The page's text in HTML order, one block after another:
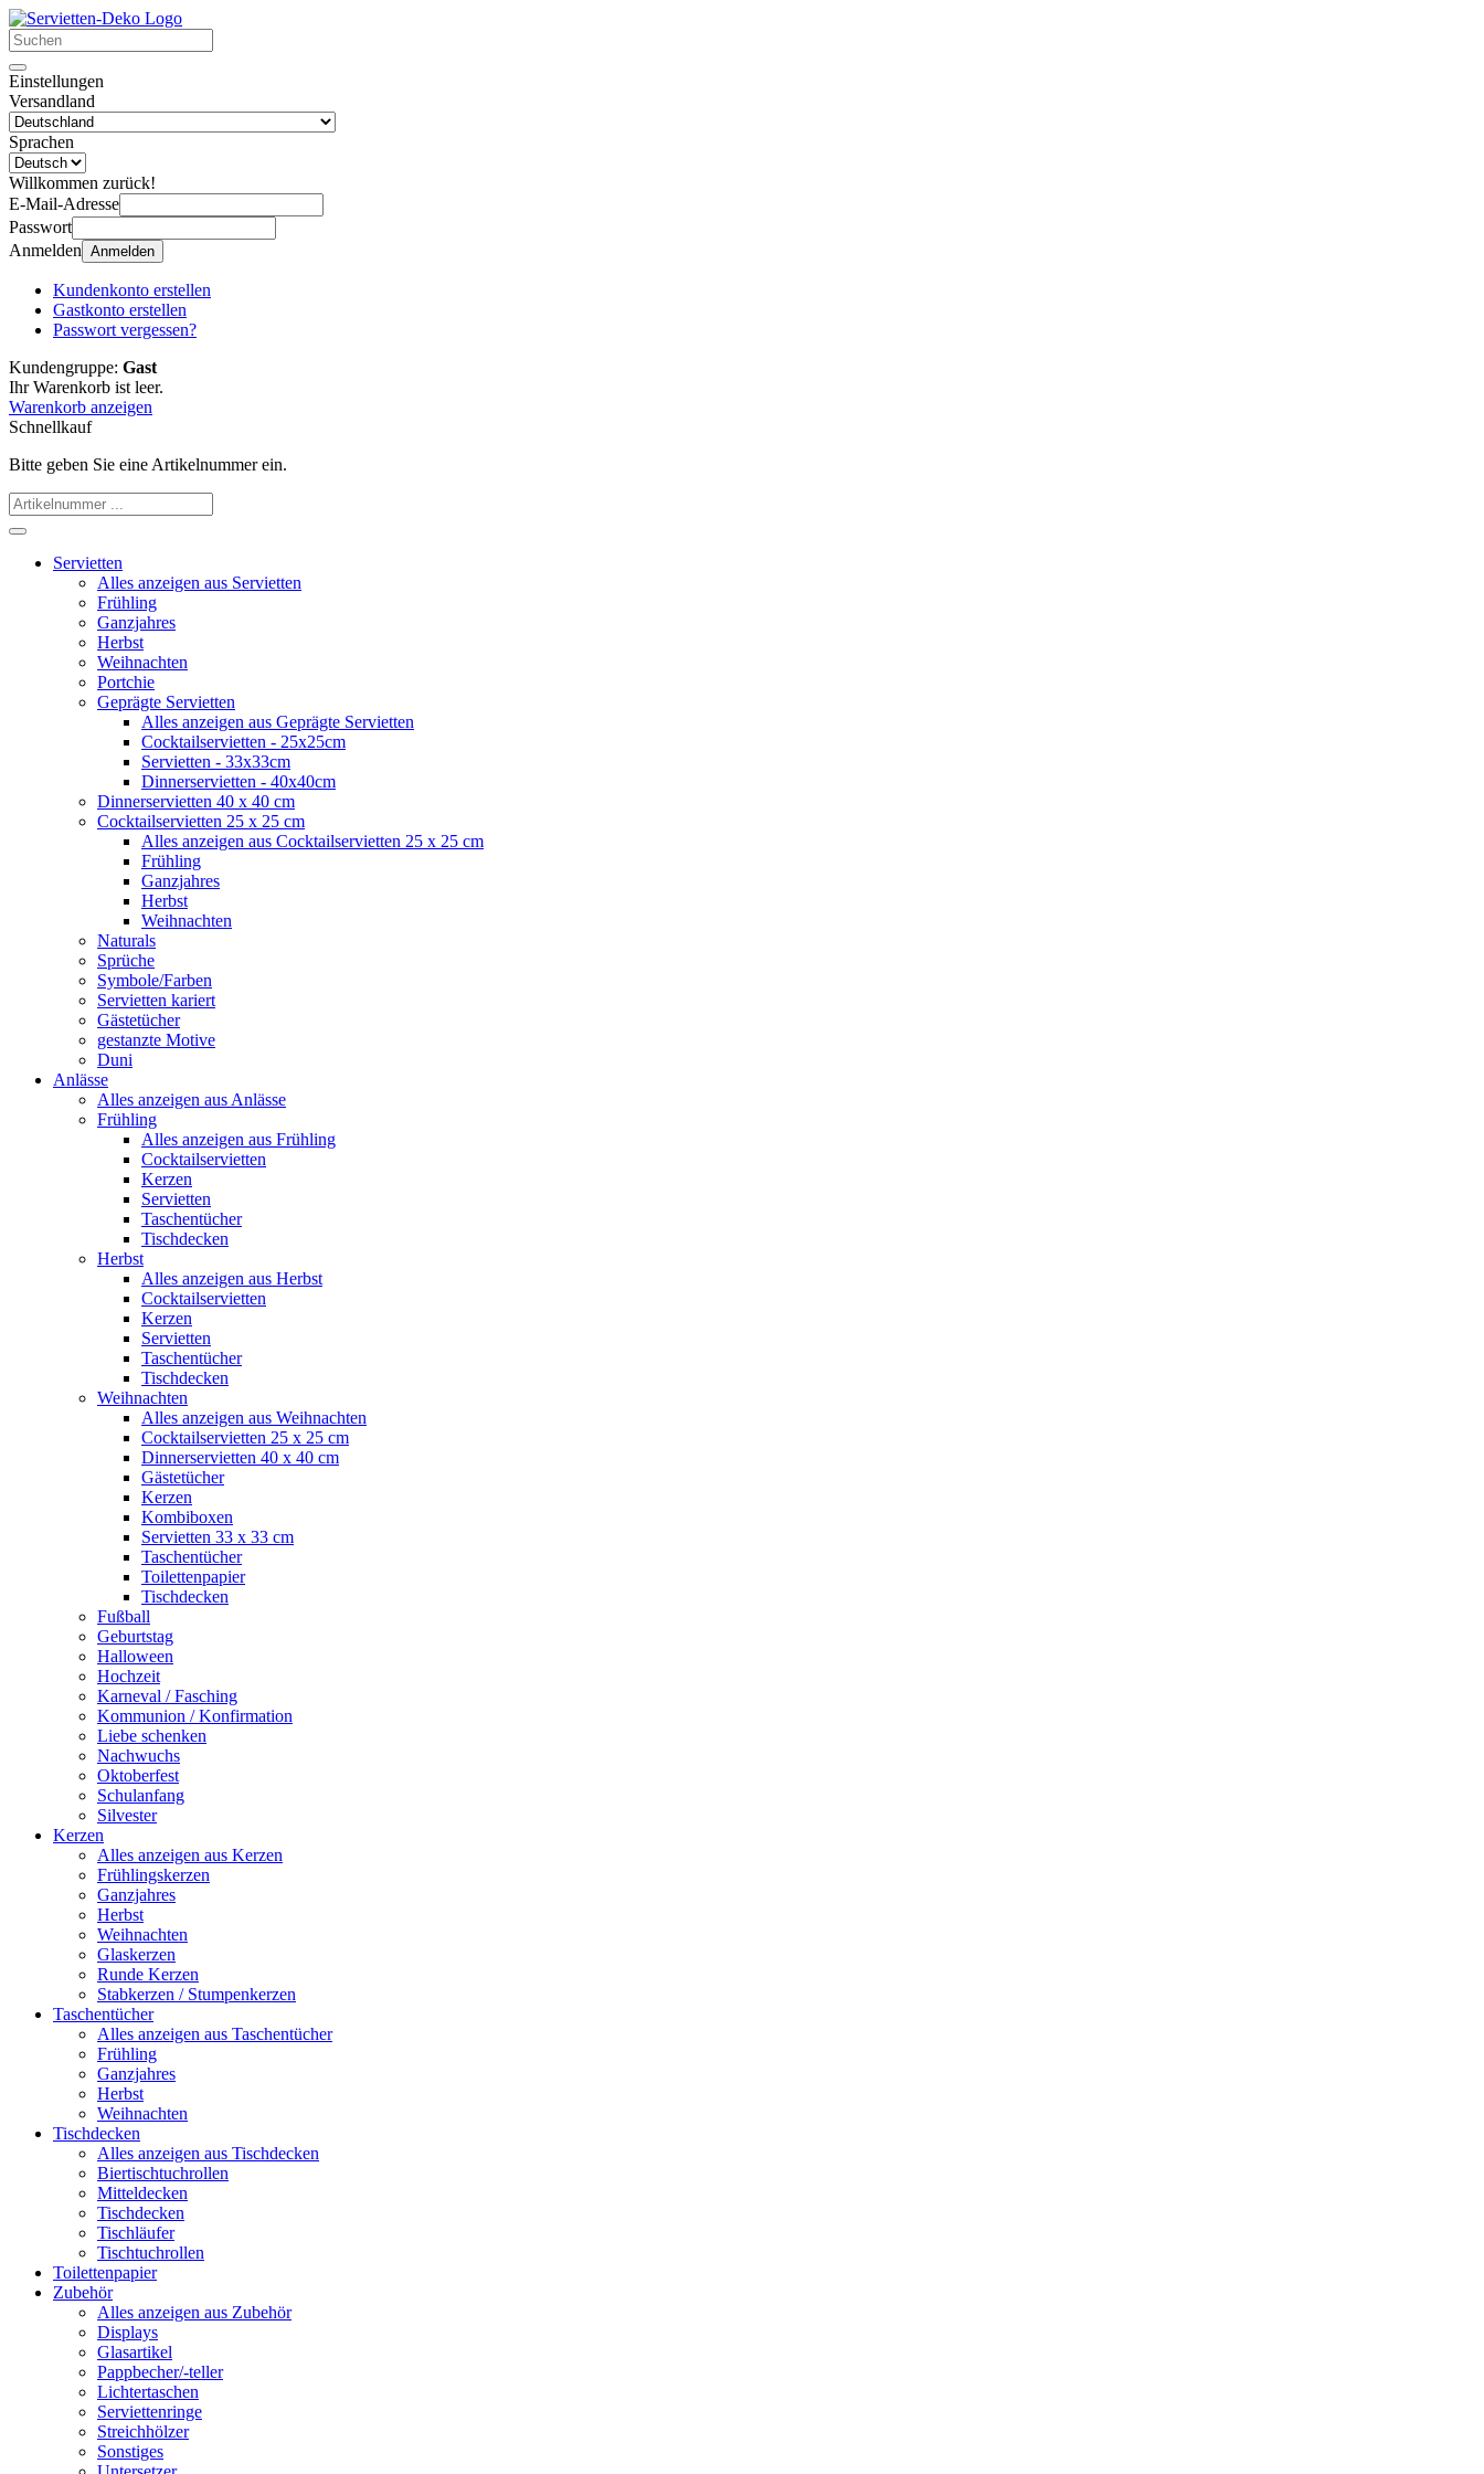
Einstellungen
Versandland
Sprachen
Willkommen zurück!
E-Mail-Adresse
Passwort
Anmelden Anmelden
Kundenkonto erstellen
Gastkonto erstellen
Passwort vergessen?
Kundengruppe: Gast
Ihr Warenkorb ist leer.
Warenkorb anzeigen
Schnellkauf
Bitte geben Sie eine Artikelnummer ein.
Servietten
Alles anzeigen aus Servietten
Frühling
Ganzjahres
Herbst
Weihnachten
Portchie
Geprägte Servietten
Alles anzeigen aus Geprägte Servietten
Cocktailservietten - 25x25cm
Servietten - 33x33cm
Dinnerservietten - 40x40cm
Dinnerservietten 40 x 40 cm
Cocktailservietten 25 x 25 cm
Alles anzeigen aus Cocktailservietten 25 x 25 cm
Frühling
Ganzjahres
Herbst
Weihnachten
Naturals
Sprüche
Symbole/Farben
Servietten kariert
Gästetücher
gestanzte Motive
Duni
Anlässe
Alles anzeigen aus Anlässe
Frühling
Alles anzeigen aus Frühling
Cocktailservietten
Kerzen
Servietten
Taschentücher
Tischdecken
Herbst
Alles anzeigen aus Herbst
Cocktailservietten
Kerzen
Servietten
Taschentücher
Tischdecken
Weihnachten
Alles anzeigen aus Weihnachten
Cocktailservietten 25 x 25 cm
Dinnerservietten 40 x 40 cm
Gästetücher
Kerzen
Kombiboxen
Servietten 33 x 33 cm
Taschentücher
Toilettenpapier
Tischdecken
Fußball
Geburtstag
Halloween
Hochzeit
Karneval / Fasching
Kommunion / Konfirmation
Liebe schenken
Nachwuchs
Oktoberfest
Schulanfang
Silvester
Kerzen
Alles anzeigen aus Kerzen
Frühlingskerzen
Ganzjahres
Herbst
Weihnachten
Glaskerzen
Runde Kerzen
Stabkerzen / Stumpenkerzen
Taschentücher
Alles anzeigen aus Taschentücher
Frühling
Ganzjahres
Herbst
Weihnachten
Tischdecken
Alles anzeigen aus Tischdecken
Biertischtuchrollen
Mitteldecken
Tischdecken
Tischläufer
Tischtuchrollen
Toilettenpapier
Zubehör
Alles anzeigen aus Zubehör
Displays
Glasartikel
Pappbecher/-teller
Lichtertaschen
Serviettenringe
Streichhölzer
Sonstiges